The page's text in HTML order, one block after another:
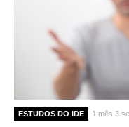
ESTUDOS DO IDE 1 mês 3